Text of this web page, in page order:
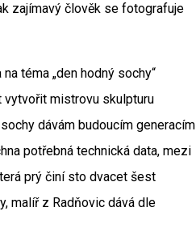
zajímavý člověk se fotografuje
téma „den hodný sochy“
mistrovu skulpturu
dávám budoucím generacím
potřebná technická data, mezi
prý činí sto dvacet šest
malíř z Radňovic dává dle